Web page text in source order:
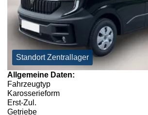
Standort Zentrallager
Allgemeine Daten:
Fahrzeugtyp
Karosserieform
Erst-Zul.
Getriebe